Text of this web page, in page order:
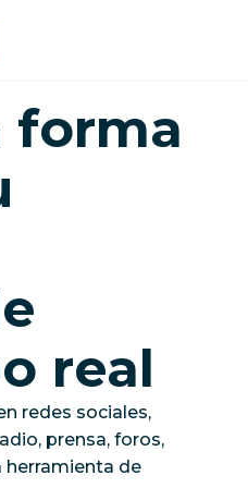
forma
real
redes sociales,
prensa, foros,
herramienta de